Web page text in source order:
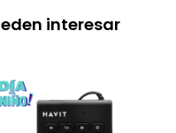
interesar